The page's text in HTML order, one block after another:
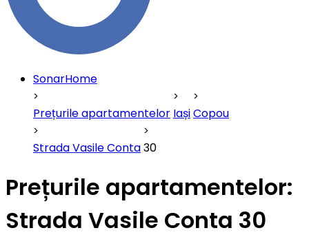
SonarHome
Prețurile apartamentelor IașiCopou
Strada Vasile Conta30
Prețurile apartamentelor:
Strada Vasile Conta 30